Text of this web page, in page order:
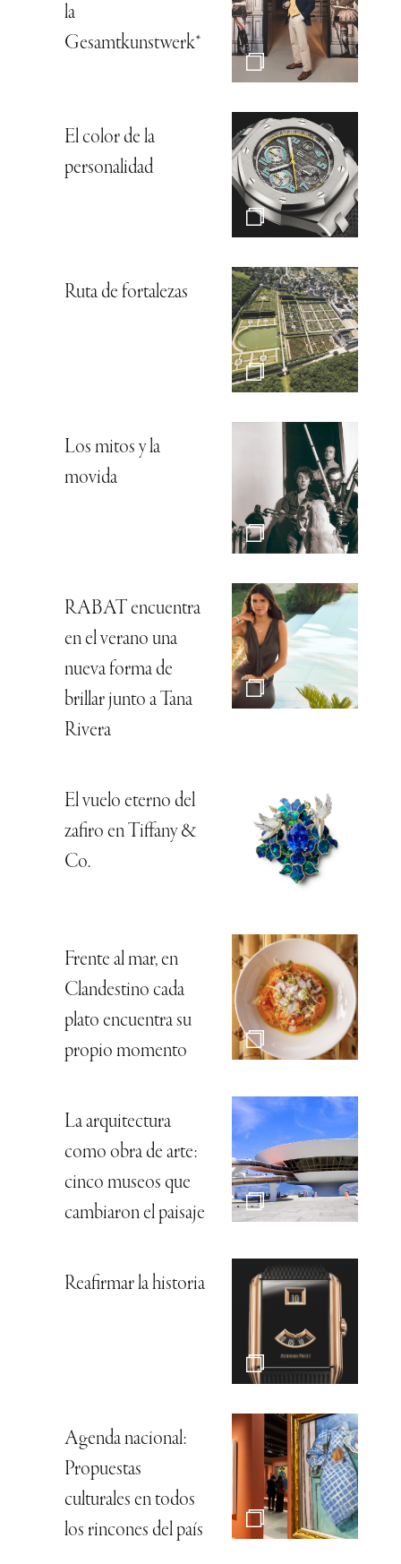
la
Gesamtkunstwerk*
El color de la
personalidad
Ruta de fortalezas
Los mitos y la
movida
RABAT encuentra
en el verano una
nueva forma de
brillar junto a Tana
Rivera
El vuelo eterno del
zafiro en Tiffany &
Co.
Frente al mar, en
Clandestino cada
plato encuentra su
propio momento
La arquitectura
como obra de arte:
cinco museos que
cambiaron el paisaje
Reafirmar la historia
Agenda nacional:
Propuestas
culturales en todos
los rincones del país